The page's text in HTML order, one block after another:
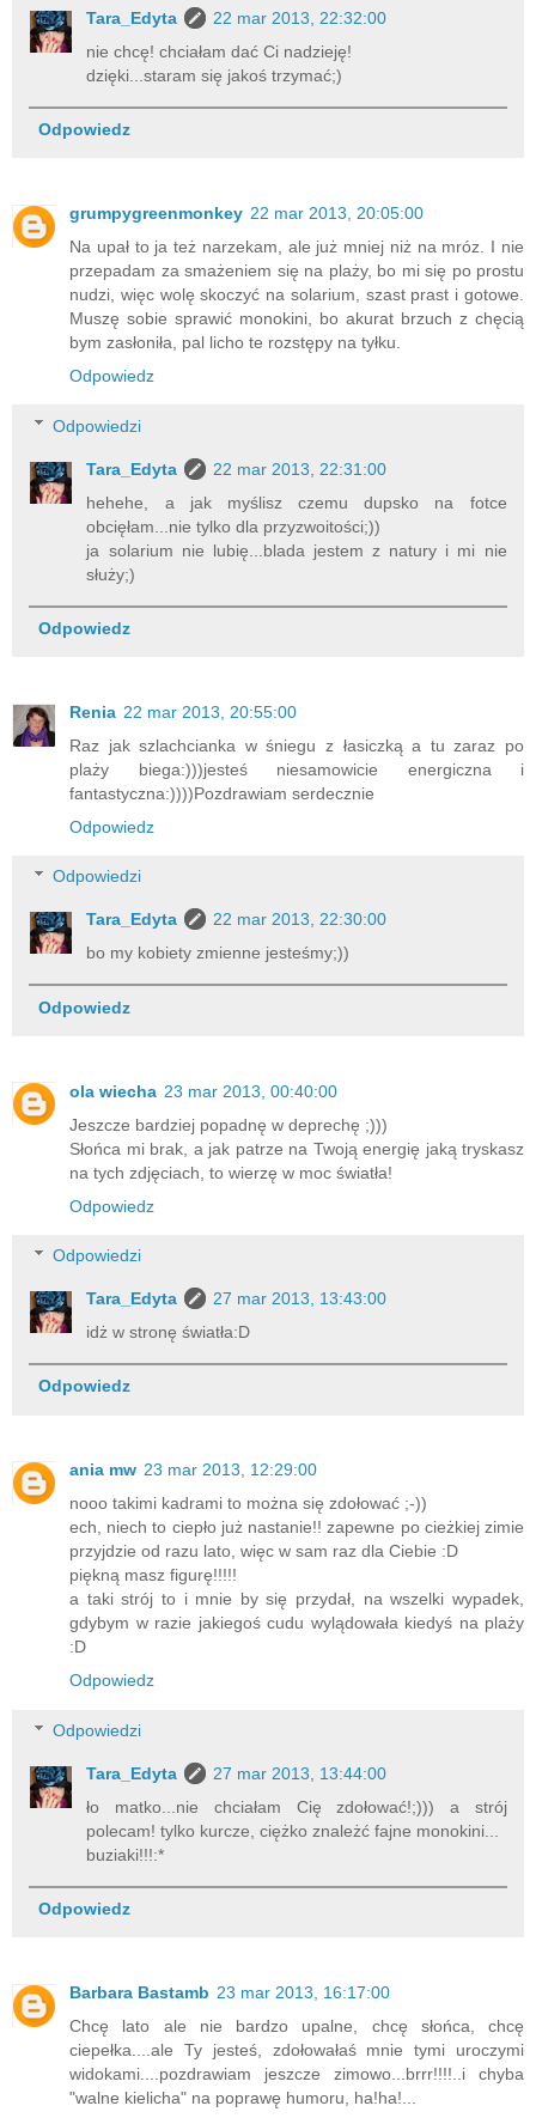
Tara_Edyta
22 mar 2013, 22:32:00
nie chcę! chciałam dać Ci nadzieję!
dzięki...staram się jakoś trzymać;)
Odpowiedz
grumpygreenmonkey 22 mar 2013, 20:05:00
Na upał to ja też narzekam, ale już mniej niż na mróz. I nie
przepadam za smażeniem się na plaży, bo mi się po prostu
nudzi, więc wolę skoczyć na solarium, szast prast i gotowe.
Muszę sobie sprawić monokini, bo akurat brzuch z chęcią
bym zasłoniła, pal licho te rozstępy na tyłku.
Odpowiedz
Odpowiedzi
Tara_Edyta
22 mar 2013, 22:31:00
hehehe, a jak myślisz czemu dupsko na fotce
obcięłam...nie tylko dla przyzwoitości;))
ja solarium nie lubię...blada jestem z natury i mi nie
służy;)
Odpowiedz
Renia 22 mar 2013, 20:55:00
Raz jak szlachcianka w śniegu z łasiczką a tu zaraz po
plaży biega:)))jesteś niesamowicie energiczna i
fantastyczna:))))Pozdrawiam serdecznie
Odpowiedz
Odpowiedzi
Tara_Edyta
22 mar 2013, 22:30:00
bo my kobiety zmienne jesteśmy;))
Odpowiedz
ola wiecha 23 mar 2013, 00:40:00
Jeszcze bardziej popadnę w deprechę ;)))
Słońca mi brak, a jak patrze na Twoją energię jaką tryskasz
na tych zdjęciach, to wierzę w moc światła!
Odpowiedz
Odpowiedzi
Tara_Edyta
27 mar 2013, 13:43:00
idż w stronę światła:D
Odpowiedz
ania mw 23 mar 2013, 12:29:00
nooo takimi kadrami to można się zdołować ;-))
ech, niech to ciepło już nastanie!! zapewne po cieżkiej zimie
przyjdzie od razu lato, więc w sam raz dla Ciebie :D
piękną masz figurę!!!!!
a taki strój to i mnie by się przydał, na wszelki wypadek,
gdybym w razie jakiegoś cudu wylądowała kiedyś na plaży
:D
Odpowiedz
Odpowiedzi
Tara_Edyta
27 mar 2013, 13:44:00
ło matko...nie chciałam Cię zdołować!;))) a strój
polecam! tylko kurcze, ciężko znależć fajne monokini...
buziaki!!!:*
Odpowiedz
Barbara Bastamb 23 mar 2013, 16:17:00
Chcę lato ale nie bardzo upalne, chcę słońca, chcę
ciepełka....ale Ty jesteś, zdołowałaś mnie tymi uroczymi
widokami....pozdrawiam jeszcze zimowo...brrr!!!!..i chyba
"walne kielicha" na poprawę humoru, ha!ha!...